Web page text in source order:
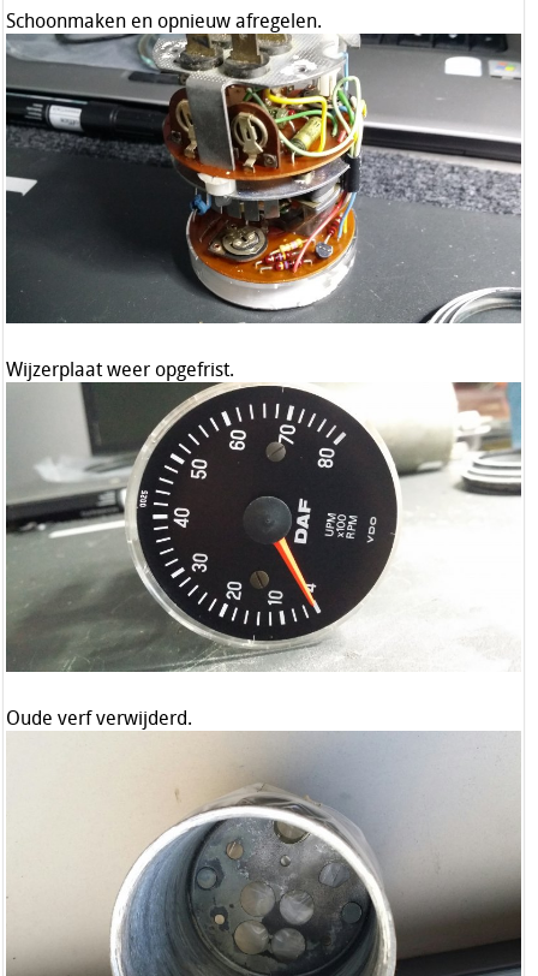
Schoonmaken en opnieuw afregelen.
Wijzerplaat weer opgefrist.
Oude verf verwijderd.